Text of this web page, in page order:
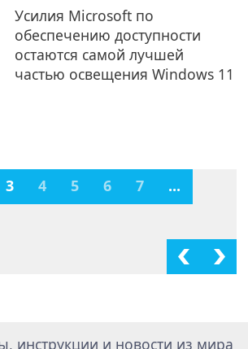
Усилия Microsoft по
обеспечению доступности
остаются самой лучшей
частью освещения Windows 11
3 4 5 6 7
...
инструкции и новости из мира